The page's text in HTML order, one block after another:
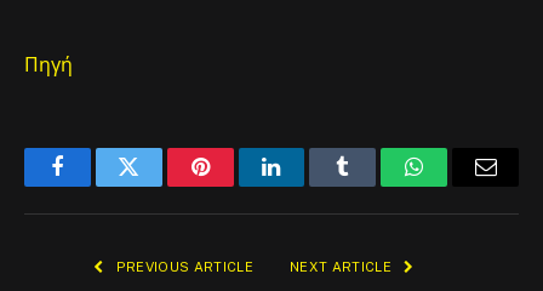
Πηγή
FacebookTwitter PinterestLinkedInTumblr WhatsAppEmail
PREVIOUS ARTICLE NEXT ARTICLE